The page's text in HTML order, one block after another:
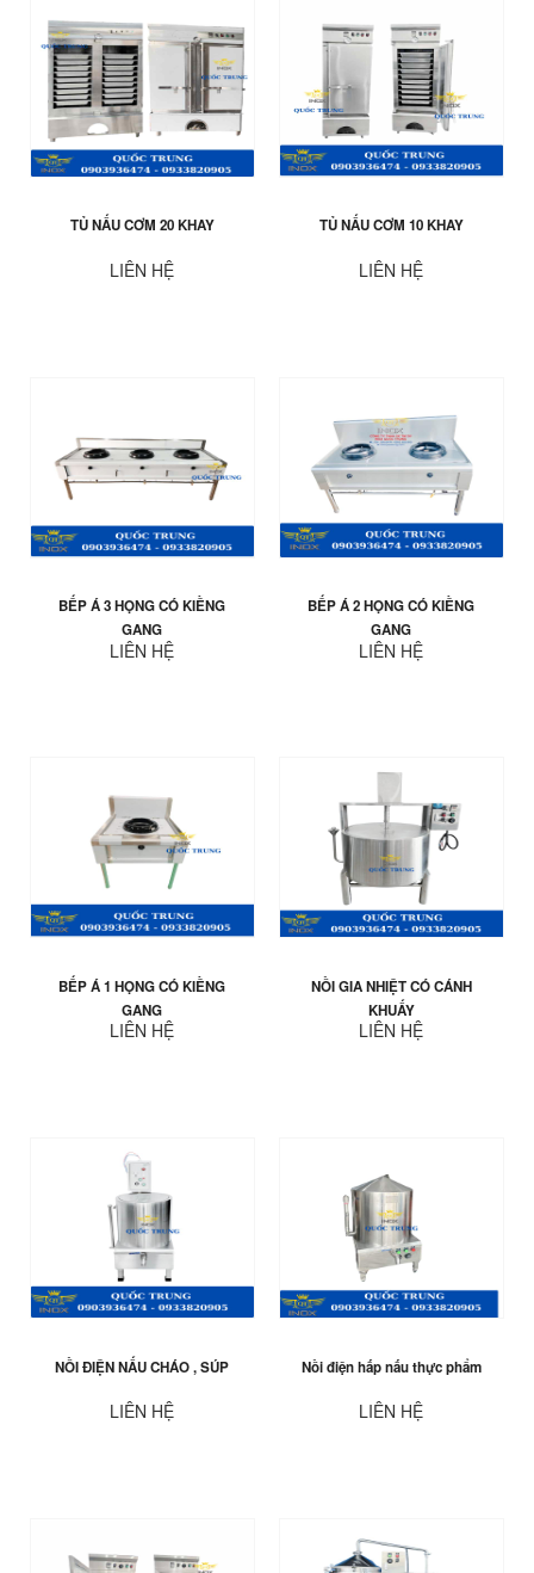
TỦ NẤU CƠM 20 KHAY
LIÊN HỆ
TỦ NẤU CƠM 10 KHAY
LIÊN HỆ
BẾP Á 3 HỌNG CÓ KIỀNG
GANG
LIÊN HỆ
BẾP Á 2 HỌNG CÓ KIỀNG
GANG
LIÊN HỆ
BẾP Á 1 HỌNG CÓ KIỀNG
GANG
LIÊN HỆ
NỒI GIA NHIỆT CÓ CÁNH
KHUẤY
LIÊN HỆ
NỒI ĐIỆN NẤU CHÁO , SÚP
LIÊN HỆ
Nồi điện hấp nấu thực phẩm
LIÊN HỆ